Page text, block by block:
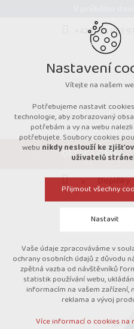
V průběhu
+420 723 053
DĚTSKÁ OBUV
DomůDoplňky
Nastavení
Vítejte na našem
Potřebujeme nastavit
technologie, aby zobrazovaný
potřebám a vy na webu
potřebujete. Soubory cookies
webu nikdy neslouží ke
uživatelů
Přijmout všechny
Nastavit
Technická cookies
nutná pro provozování
udržení kontextu stránek
případná přihlášení, volby
Vaše údaje zpracováváme v
ochrany osobních údajů z důvodu
zpětná vazba od návštěvníků
statistik používání webu,
informacím na vašem zařízení,
reklama a vývoj
Více informací o cookies na